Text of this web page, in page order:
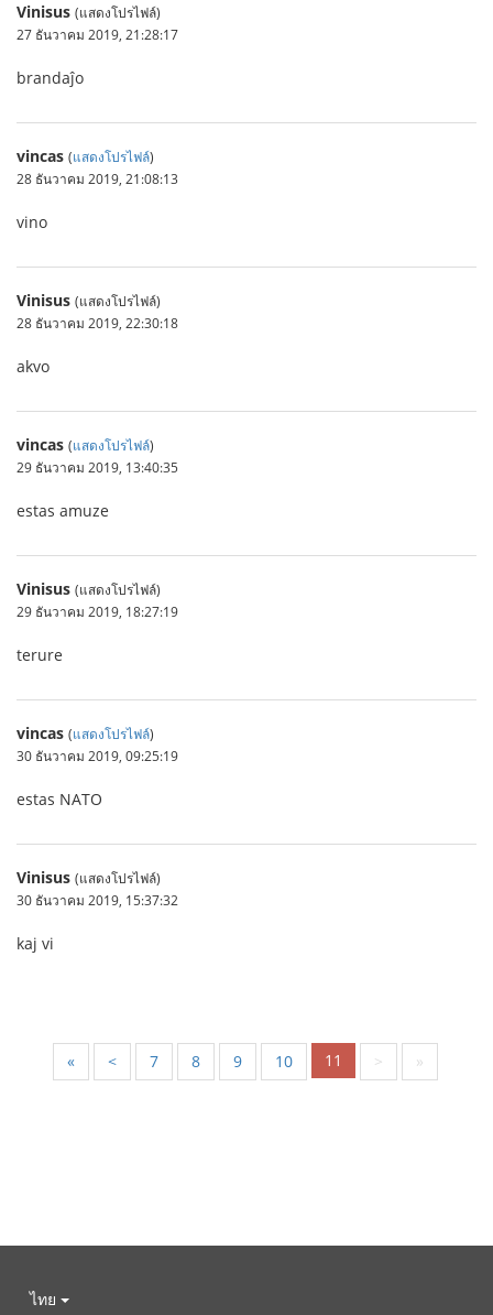
Vinisus (แสดงโปรไฟล์)
27 ธันวาคม 2019, 21:28:17
brandaĵo
vincas (แสดงโปรไฟล์)
28 ธันวาคม 2019, 21:08:13
vino
Vinisus (แสดงโปรไฟล์)
28 ธันวาคม 2019, 22:30:18
akvo
vincas (แสดงโปรไฟล์)
29 ธันวาคม 2019, 13:40:35
estas amuze
Vinisus (แสดงโปรไฟล์)
29 ธันวาคม 2019, 18:27:19
terure
vincas (แสดงโปรไฟล์)
30 ธันวาคม 2019, 09:25:19
estas NATO
Vinisus (แสดงโปรไฟล์)
30 ธันวาคม 2019, 15:37:32
kaj vi
« < 7 8 9 10 11 > »
ไทย